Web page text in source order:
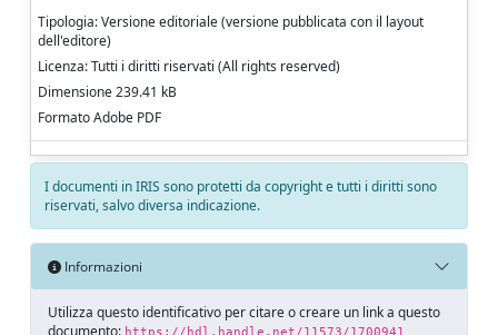
Tipologia: Versione editoriale (versione pubblicata con il layout
dell'editore)
Licenza: Tutti i diritti riservati (All rights reserved)
Dimensione 239.41 kB
Formato Adobe PDF
I documenti in IRIS sono protetti da copyright e tutti i diritti sono
riservati, salvo diversa indicazione.
Informazioni
Utilizza questo identificativo per citare o creare un link a questo
documento: https://hdl.handle.net/11573/1700941